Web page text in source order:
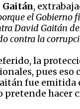
Gaitán,
el
David Gaitán
contra la
la
pues
fue
pretende hacer